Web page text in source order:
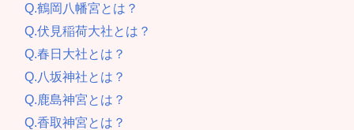
Q.鶴岡八幡宮とは？
Q.伏見稲荷大社とは？
Q.春日大社とは？
Q.八坂神社とは？
Q.鹿島神宮とは？
Q.香取神宮とは？